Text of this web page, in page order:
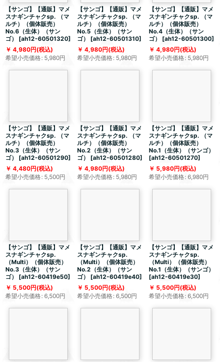
【サンゴ】【通販】マメ
スナギンチャクsp. （マ
ルチ）（個体販売）
No.6（生体）（サン
ゴ）
[ah12-60501320]
4,980円(税込)
希望小売価格: 5,980円
【サンゴ】【通販】マメ
スナギンチャクsp. （マ
ルチ）（個体販売）
No.5（生体）（サン
ゴ）
[ah12-60501310]
4,980円(税込)
希望小売価格: 5,980円
【サンゴ】【通販】マメ
スナギンチャクsp. （マ
ルチ）（個体販売）
No.4（生体）（サン
ゴ）
[ah12-60501300]
4,980円(税込)
希望小売価格: 5,980円
【サンゴ】【通販】マメ
スナギンチャクsp. （マ
ルチ）（個体販売）
No.3（生体）（サン
ゴ）
[ah12-60501290]
4,480円(税込)
希望小売価格: 5,500円
【サンゴ】【通販】マメ
スナギンチャクsp. （マ
ルチ）（個体販売）
No.2（生体）（サン
ゴ）
[ah12-60501280]
4,980円(税込)
希望小売価格: 5,980円
【サンゴ】【通販】マメ
スナギンチャクsp. （マ
ルチ）（個体販売）
No.1（生体）（サンゴ）
[ah12-60501270]
5,980円(税込)
希望小売価格: 6,980円
【サンゴ】【通販】マメ
スナギンチャクsp.
（Multi）（個体販売）
No.3（生体）（サン
ゴ）
[ah12-60419e50]
5,500円(税込)
希望小売価格: 6,500円
【サンゴ】【通販】マメ
スナギンチャクsp.
（Multi）（個体販売）
No.2（生体）（サン
ゴ）
[ah12-60419e40]
5,500円(税込)
希望小売価格: 6,500円
【サンゴ】【通販】マメ
スナギンチャクsp.
（Multi）（個体販売）
No.1（生体）（サンゴ）
[ah12-60419e30]
5,500円(税込)
希望小売価格: 6,500円